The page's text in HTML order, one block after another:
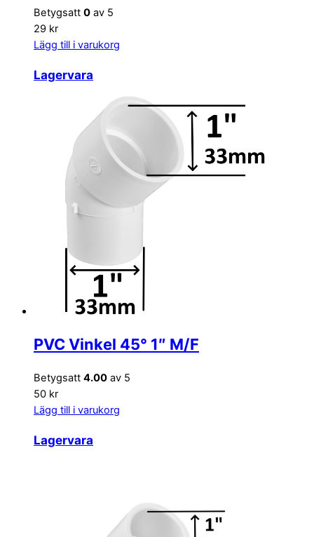
Betygsatt 0 av 5
29 kr
Lägg till i varukorg
Lagervara
PVC Vinkel 45° 1″ M/F
Betygsatt 4.00 av 5
50 kr
Lägg till i varukorg
Lagervara